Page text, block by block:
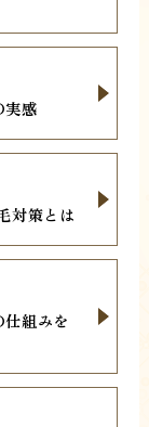
実感
対策とは
組みを